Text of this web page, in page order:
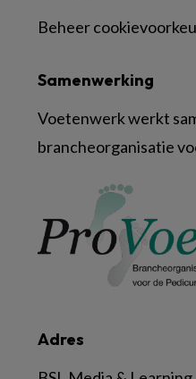
Adres
Samenwerking
Voetenwerk werkt
brancheorganisatie
Beheer